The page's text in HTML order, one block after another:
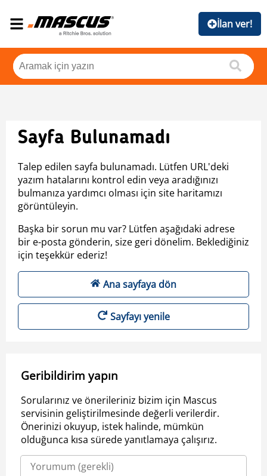
İlan ver!
Sayfa Bulunamadı
Talep edilen sayfa bulunamadı. Lütfen URL'deki
yazım hatalarını kontrol edin veya aradığınızı
bulmanıza yardımcı olması için site haritamızı
görüntüleyin.
Başka bir sorun mu var? Lütfen aşağıdaki adrese
bir e-posta gönderin, size geri dönelim. Beklediğiniz
için teşekkür ederiz!
Ana sayfaya dön
Sayfayı yenile
Geribildirim yapın
Sorularınız ve önerileriniz bizim için Mascus
servisinin geliştirilmesinde değerli verilerdir.
Önerinizi okuyup, istek halinde, mümkün
olduğunca kısa sürede yanıtlamaya çalışırız.